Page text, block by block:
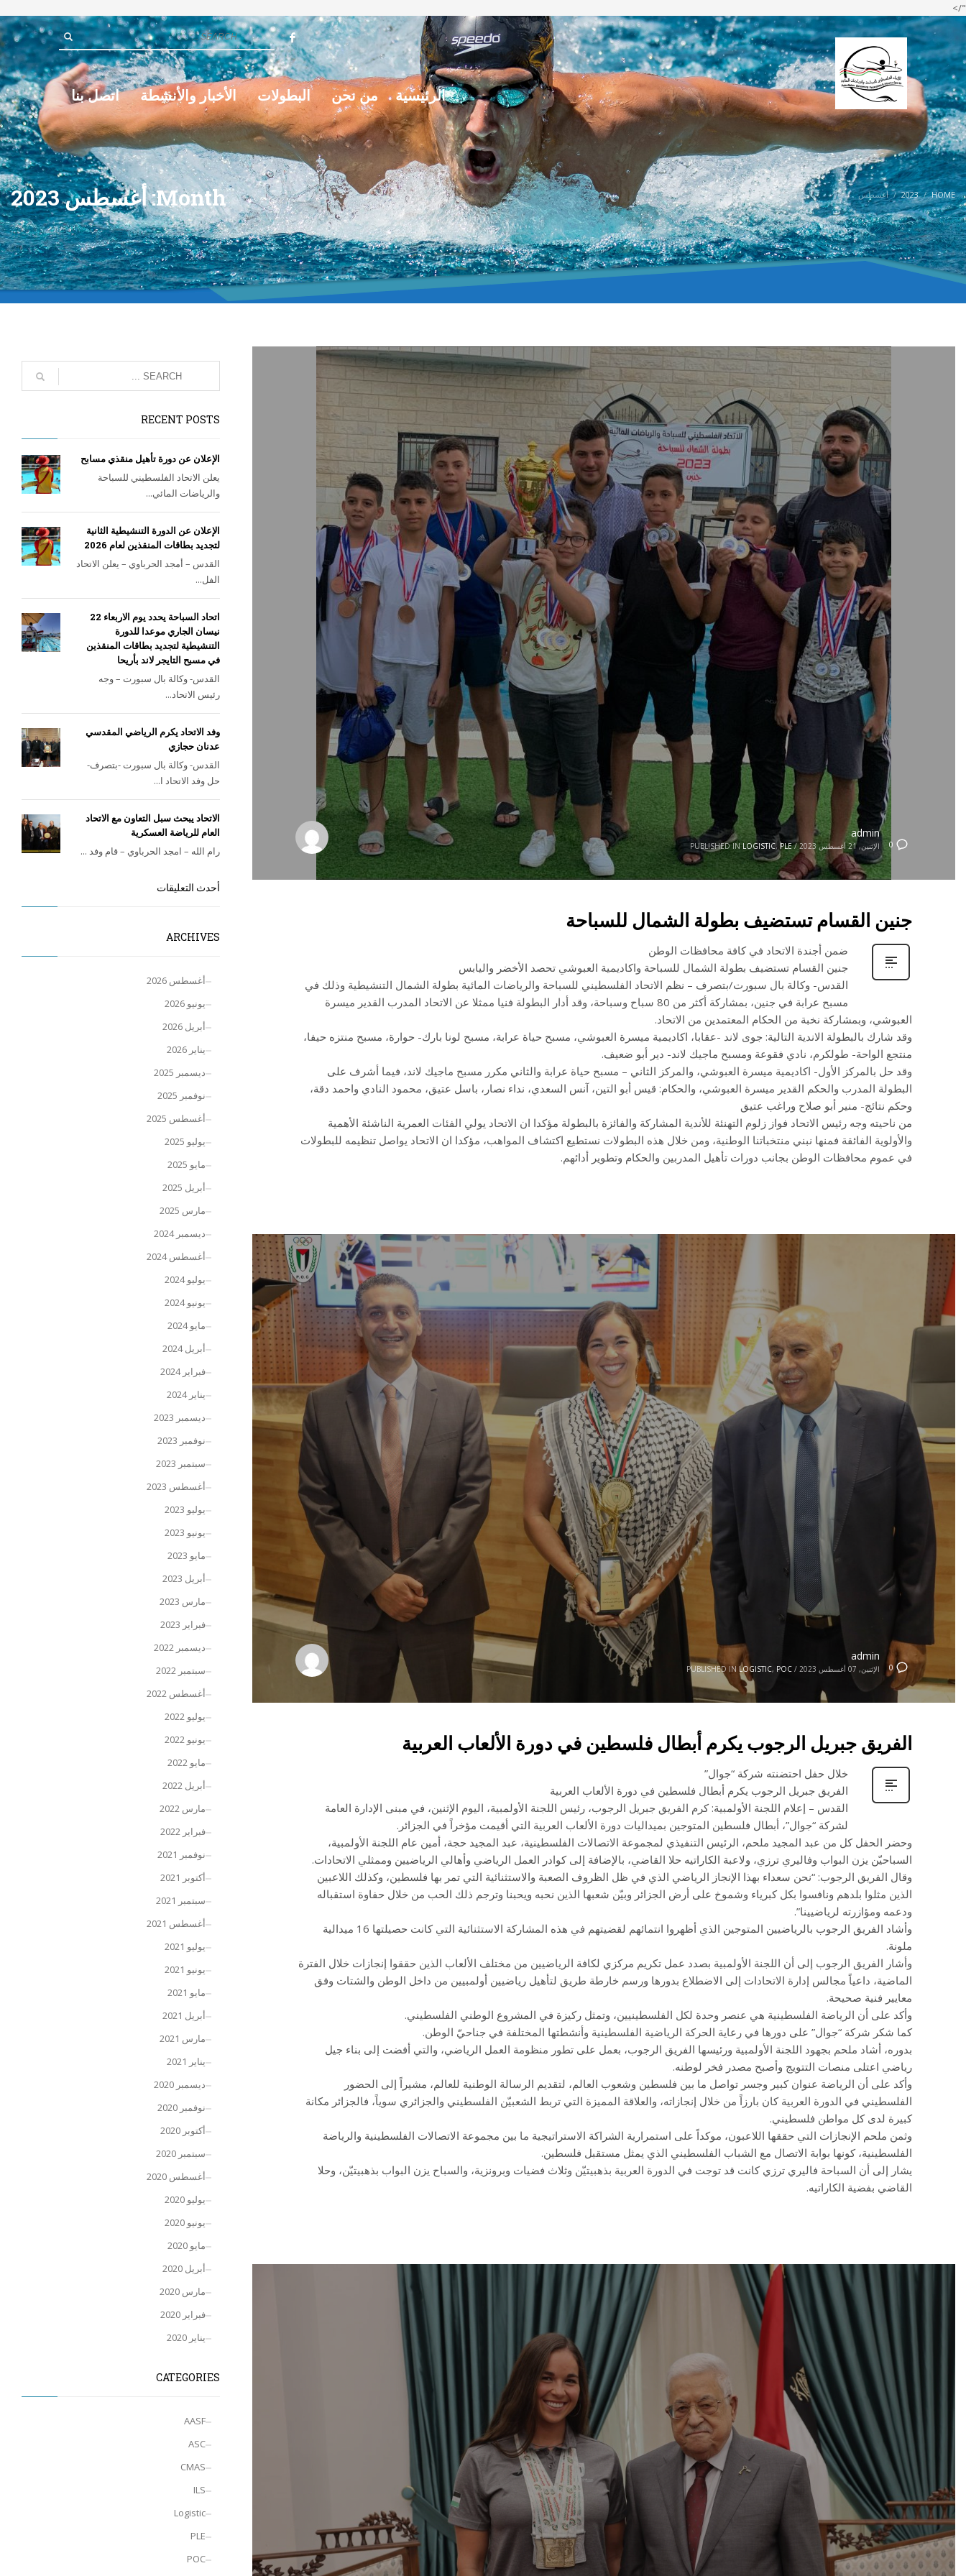
"/>
الرئيسية من نحن البطولات الأخبار والأنشطة اتصل بنا
HOME
2023 أغسطس Month: أغسطس 2023
0
admin
الإثنين, 21 أغسطس 2023 /
PUBLISHED IN LOGISTIC,PLE
جنين القسام تستضيف بطولة الشمال للسباحة
ضمن أجندة الاتحاد في كافة محافظات الوطن
جنين القسام تستضيف بطولة الشمال للسباحة واكاديمية العبوشي تحصد الأخضر واليابس
القدس- وكالة بال سبورت/بتصرف – نظم الاتحاد الفلسطيني للسباحة والرياضات المائية بطولة الشمال التنشيطية وذلك في
مسبح عرابة في جنين، بمشاركة أكثر من 80 سباح وسباحة، وقد أدار البطولة فنيا ممثلا عن الاتحاد المدرب القدير ميسرة
العبوشي، وبمشاركة نخبة من الحكام المعتمدين من الاتحاد.
وقد شارك بالبطولة الاندية التالية: جوى لاند -عقابا، اكاديمية ميسرة العبوشي، مسبح حياة عرابة، مسبح لونا بارك- حوارة، مسبح منتزه حيفا،
منتجع الواحة- طولكرم، نادي فقوعة ومسبح ماجيك لاند- دير أبو ضعيف.
وقد حل بالمركز الأول- اكاديمية ميسرة العبوشي، والمركز الثاني – مسبح حياة عرابة والثاني مكرر مسبح ماجيك لاند، فيما أشرف على
البطولة المدرب والحكم القدير ميسرة العبوشي، والحكام: قيس أبو التين، آنس السعدي، نداء نصار، باسل عتيق، محمود النادي واحمد دقة،
وحكم نتائج- منير أبو صلاح وراغب عتيق
من ناحيته وجه رئيس الاتحاد فواز زلوم التهنئة للأندية المشاركة والفائزة بالبطولة مؤكدا ان الاتحاد يولي الفئات العمرية الناشئة الأهمية
والأولوية الفائقة فمنها نبني منتخباتنا الوطنية، ومن خلال هذه البطولات نستطيع اكتشاف المواهب، مؤكدا ان الاتحاد يواصل تنظيمه للبطولات
في عموم محافظات الوطن بجانب دورات تأهيل المدربين والحكام وتطوير أدائهم.
0
admin
الإثنين, 07 أغسطس 2023 /
PUBLISHED IN LOGISTIC, POC
الفريق جبريل الرجوب يكرم أبطال فلسطين في دورة الألعاب العربية
خلال حفل احتضنته شركة “جوال”
الفريق جبريل الرجوب يكرم أبطال فلسطين في دورة الألعاب العربية
القدس – إعلام اللجنة الأولمبية: كرم الفريق جبريل الرجوب، رئيس اللجنة الأولمبية، اليوم الإثنين، في مبنى الإدارة العامة
لشركة “جوال”، أبطال فلسطين المتوجين بميداليات دورة الألعاب العربية التي أقيمت مؤخراً في الجزائر.
وحضر الحفل كل من عبد المجيد ملحم، الرئيس التنفيذي لمجموعة الاتصالات الفلسطينية، عبد المجيد حجة، أمين عام اللجنة الأولمبية،
السباحيّن يزن البواب وفاليري ترزي، ولاعبة الكاراتيه حلا القاضي، بالإضافة إلى كوادر العمل الرياضي وأهالي الرياضيين وممثلي الاتحادات.
وقال الفريق الرجوب: “نحن سعداء بهذا الإنجاز الرياضي الذي في ظل الظروف الصعبة والاستثنائية التي تمر بها فلسطين، وكذلك اللاعبين
الذين مثلوا بلدهم ونافسوا بكل كبرياء وشموخ على أرض الجزائر وبيّن شعبها الذين نحبه ويحبنا وترجم ذلك الحب من خلال حفاوة استقباله
ودعمه ومؤازرته لرياضيينا”.
وأشاد الفريق الرجوب بالرياضيين المتوجين الذي أظهروا انتمائهم لقضيتهم في هذه المشاركة الاستثنائية التي كانت حصيلتها 16 ميدالية
ملونة.
وأشار الفريق الرجوب إلى أن اللجنة الأولمبية بصدد عمل تكريم مركزي لكافة الرياضيين من مختلف الألعاب الذين حققوا إنجازات خلال الفترة
الماضية، داعياً مجالس إدارة الاتحادات إلى الاضطلاع بدورها ورسم خارطة طريق لتأهيل رياضيين أولمبيين من داخل الوطن والشتات وفق
معايير فنية صحيحة.
وأكد على أن الرياضة الفلسطينية هي عنصر وحدة لكل الفلسطينيين، وتمثل ركيزة في المشروع الوطني الفلسطيني.
كما شكر شركة “جوال” على دورها في رعاية الحركة الرياضية الفلسطينية وأنشطتها المختلفة في جناحيّ الوطن.
بدوره، أشاد ملحم بجهود اللجنة الأولمبية ورئيسها الفريق الرجوب، بعمل على تطور منظومة العمل الرياضي، والتي أفضت إلى بناء جيل
رياضي اعتلى منصات التتويج وأصبح مصدر فخر لوطنه.
وأكد على أن الرياضة عنوان كبير وجسر تواصل ما بين فلسطين وشعوب العالم، لتقديم الرسالة الوطنية للعالم، مشيراً إلى الحضور
الفلسطيني في الدورة العربية كان بارزاً من خلال إنجازاته، والعلاقة المميزة التي تربط الشعبيّن الفلسطيني والجزائري سوياً، فالجزائر مكانة
كبيرة لدى كل مواطن فلسطيني.
وثمن ملحم الإنجازات التي حققها اللاعبون، موكداً على استمرارية الشراكة الاستراتيجية ما بين مجموعة الاتصالات الفلسطينية والرياضة
الفلسطينية، كونها بوابة الاتصال مع الشباب الفلسطيني الذي يمثل مستقبل فلسطين.
يشار إلى أن السباحة فاليري ترزي كانت قد توجت في الدورة العربية بذهبيتيّن وثلاث فضيات وبرونزية، والسباح يزن البواب بذهبيتيّن، وحلا
القاضي بفضية الكاراتيه.
RECENT POSTS
الإعلان عن دورة تأهيل منقذي مسابح
يعلن الاتحاد الفلسطيني للسباحة
والرياضات المائي...
الإعلان عن الدورة التنشيطية الثانية
لتجديد بطاقات المنقذين لعام 2026
القدس – أمجد الحرباوي – يعلن الاتحاد
الفل...
اتحاد السباحة يحدد يوم الاربعاء 22
نيسان الجاري موعدا للدورة
التنشيطية لتجديد بطاقات المنقذين
في مسبح التايجر لاند بأريحا
القدس- وكالة بال سبورت – وجه
رئيس الاتحاد...
وفد الاتحاد يكرم الرياضي المقدسي
عدنان حجازي
القدس- وكالة بال سبورت -بتصرف-
حل وفد الاتحاد ا...
الاتحاد يبحث سبل التعاون مع الاتحاد
العام للرياضة العسكرية
رام الله – امجد الحرباوي – قام وفد ...
أحدث التعليقات
ARCHIVES
أغسطس 2026
يونيو 2026
أبريل 2026
يناير 2026
ديسمبر 2025
نوفمبر 2025
أغسطس 2025
يوليو 2025
مايو 2025
أبريل 2025
مارس 2025
ديسمبر 2024
أغسطس 2024
يوليو 2024
يونيو 2024
مايو 2024
أبريل 2024
فبراير 2024
يناير 2024
ديسمبر 2023
نوفمبر 2023
سبتمبر 2023
أغسطس 2023
يوليو 2023
يونيو 2023
مايو 2023
أبريل 2023
مارس 2023
فبراير 2023
ديسمبر 2022
سبتمبر 2022
أغسطس 2022
يوليو 2022
يونيو 2022
مايو 2022
أبريل 2022
مارس 2022
فبراير 2022
نوفمبر 2021
أكتوبر 2021
سبتمبر 2021
أغسطس 2021
يوليو 2021
يونيو 2021
مايو 2021
أبريل 2021
مارس 2021
يناير 2021
ديسمبر 2020
نوفمبر 2020
أكتوبر 2020
سبتمبر 2020
أغسطس 2020
يوليو 2020
يونيو 2020
مايو 2020
أبريل 2020
مارس 2020
فبراير 2020
يناير 2020
CATEGORIES
AASF
ASC
CMAS
ILS
Logistic
PLE
POC